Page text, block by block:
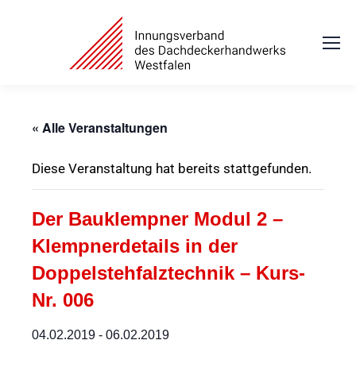
« Alle Veranstaltungen
Diese Veranstaltung hat bereits stattgefunden.
Der Bauklempner Modul 2 –
Klempnerdetails in der
Doppelstehfalztechnik – Kurs-
Nr. 006
04.02.2019 - 06.02.2019